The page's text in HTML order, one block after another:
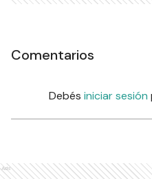
Comentarios
Debés iniciar sesión
Ads